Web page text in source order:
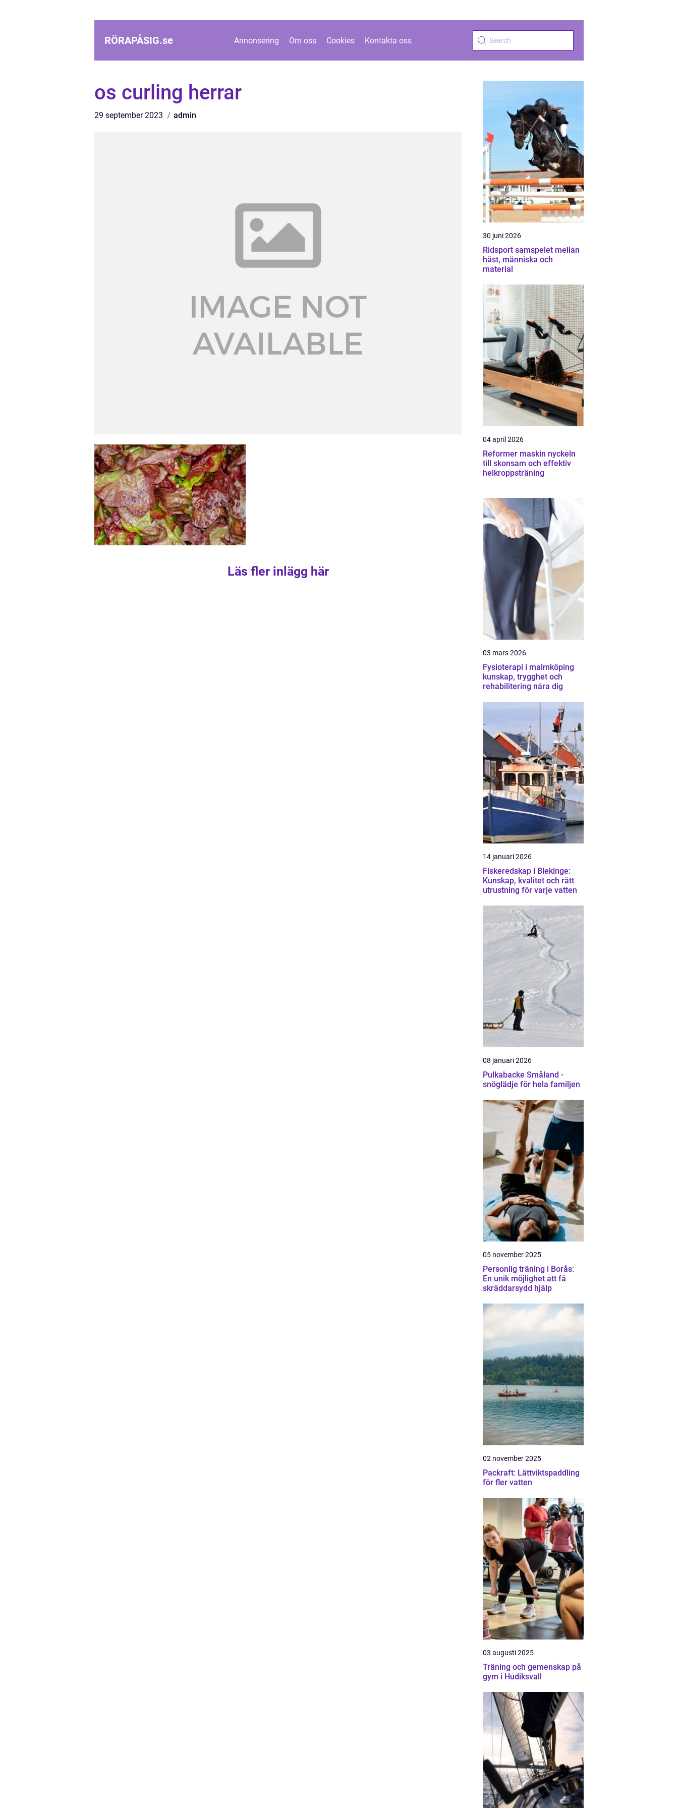
RÖRAPÅSIG.se Annonsering Om oss Cookies Kontakta oss
os curling herrar
29 september 2023 admin
Läs fler inlägg här
30 juni 2026
Ridsport samspelet mellan
häst, människa och
material
04 april 2026
Reformer maskin nyckeln
till skonsam och effektiv
helkroppsträning
03 mars 2026
Fysioterapi i malmköping
kunskap, trygghet och
rehabilitering nära dig
14 januari 2026
Fiskeredskap i Blekinge:
Kunskap, kvalitet och rätt
utrustning för varje vatten
08 januari 2026
Pulkabacke Småland -
snöglädje för hela familjen
05 november 2025
Personlig träning i Borås:
En unik möjlighet att få
skräddarsydd hjälp
02 november 2025
Packraft: Lättviktspaddling
för fler vatten
03 augusti 2025
Träning och gemenskap på
gym i Hudiksvall